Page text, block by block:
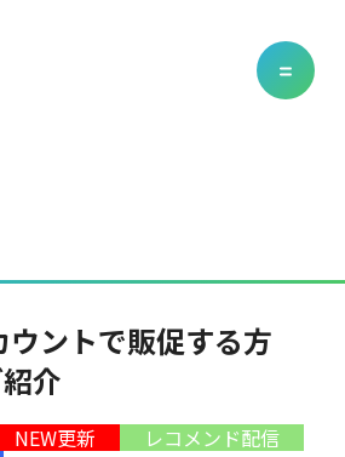
ントで販促する方
介
NEW更新
レコメンド配信